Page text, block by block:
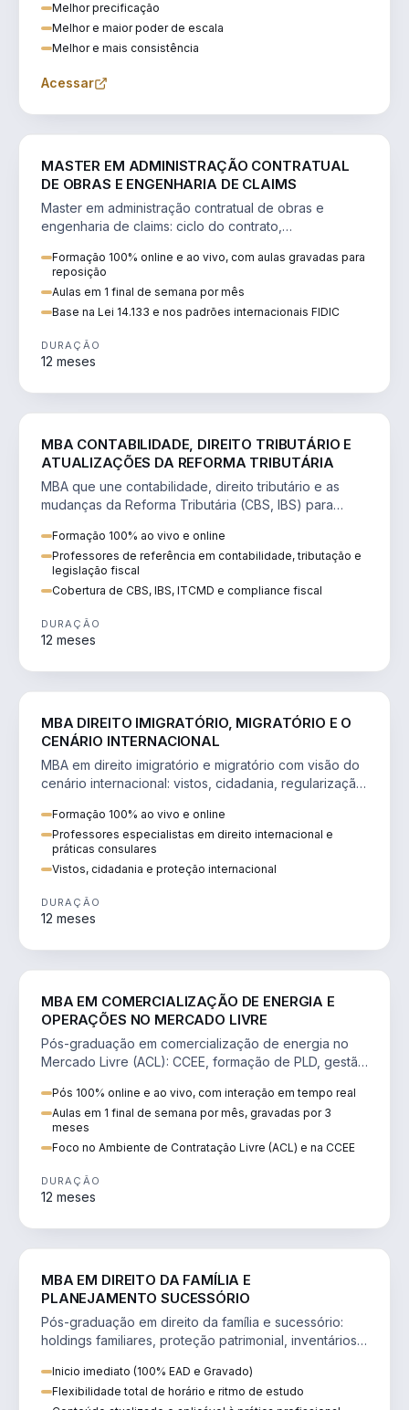
Melhor precificação
Melhor e maior poder de escala
Melhor e mais consistência
Acessar
MASTER EM ADMINISTRAÇÃO CONTRATUAL
DE OBRAS E ENGENHARIA DE CLAIMS
Master em administração contratual de obras e
engenharia de claims: ciclo do contrato,
Formação 100% online e ao vivo, com aulas gravadas para
reposição
Aulas em 1 final de semana por mês
Base na Lei 14.133 e nos padrões internacionais FIDIC
DURAÇÃO
12 meses
MBA CONTABILIDADE, DIREITO TRIBUTÁRIO E
ATUALIZAÇÕES DA REFORMA TRIBUTÁRIA
MBA que une contabilidade, direito tributário e as
mudanças da Reforma Tributária (CBS, IBS) para
Formação 100% ao vivo e online
Professores de referência em contabilidade, tributação e
legislação fiscal
Cobertura de CBS, IBS, ITCMD e compliance fiscal
DURAÇÃO
12 meses
MBA DIREITO IMIGRATÓRIO, MIGRATÓRIO E O
CENÁRIO INTERNACIONAL
MBA em direito imigratório e migratório com visão do
cenário internacional: vistos, cidadania, regularização
Formação 100% ao vivo e online
Professores especialistas em direito internacional e
práticas consulares
Vistos, cidadania e proteção internacional
DURAÇÃO
12 meses
MBA EM COMERCIALIZAÇÃO DE ENERGIA E
OPERAÇÕES NO MERCADO LIVRE
Pós-graduação em comercialização de energia no
Mercado Livre (ACL): CCEE, formação de PLD, gestão
Pós 100% online e ao vivo, com interação em tempo real
Aulas em 1 final de semana por mês, gravadas por 3
meses
Foco no Ambiente de Contratação Livre (ACL) e na CCEE
DURAÇÃO
12 meses
MBA EM DIREITO DA FAMÍLIA E
PLANEJAMENTO SUCESSÓRIO
Pós-graduação em direito da família e sucessório:
holdings familiares, proteção patrimonial, inventários
Inicio imediato (100% EAD e Gravado)
Flexibilidade total de horário e ritmo de estudo